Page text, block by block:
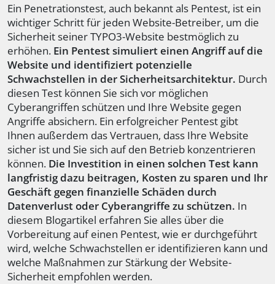
Ein Penetrationstest, auch bekannt als Pentest, ist ein
wichtiger Schritt für jeden Website-Betreiber, um die
Sicherheit seiner TYPO3-Website bestmöglich zu
erhöhen. Ein Pentest simuliert einen Angriff auf die
Website und identifiziert potenzielle
Schwachstellen in der Sicherheitsarchitektur. Durch
diesen Test können Sie sich vor möglichen
Cyberangriffen schützen und Ihre Website gegen
Angriffe absichern. Ein erfolgreicher Pentest gibt
Ihnen außerdem das Vertrauen, dass Ihre Website
sicher ist und Sie sich auf den Betrieb konzentrieren
können. Die Investition in einen solchen Test kann
langfristig dazu beitragen, Kosten zu sparen und Ihr
Geschäft gegen finanzielle Schäden durch
Datenverlust oder Cyberangriffe zu schützen. In
diesem Blogartikel erfahren Sie alles über die
Vorbereitung auf einen Pentest, wie er durchgeführt
wird, welche Schwachstellen er identifizieren kann und
welche Maßnahmen zur Stärkung der Website-
Sicherheit empfohlen werden.